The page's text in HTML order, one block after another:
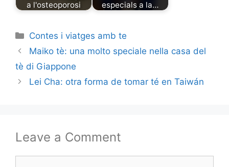
a l'osteoporosi
especials a la…
Categories
Contes i viatges amb te
Maiko tè: una molto speciale nella casa del
tè di Giappone
Lei Cha: otra forma de tomar té en Taiwán
Leave a Comment